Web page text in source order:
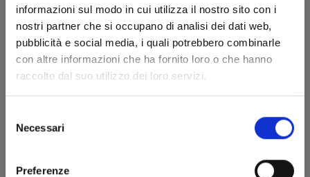
informazioni sul modo in cui utilizza il nostro sito con i
nostri partner che si occupano di analisi dei dati web,
pubblicità e social media, i quali potrebbero combinarle
con altre informazioni che ha fornito loro o che hanno
raccolto dal suo utilizzo dei loro servizi.
delNecessari
Preferenze